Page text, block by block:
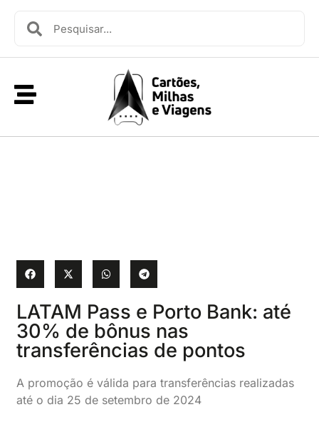
LATAM Pass e Porto Bank: até
30% de bônus nas
transferências de pontos
A promoção é válida para transferências realizadas
até o dia 25 de setembro de 2024